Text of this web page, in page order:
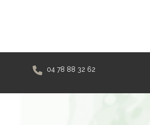
04 78 88 32 62